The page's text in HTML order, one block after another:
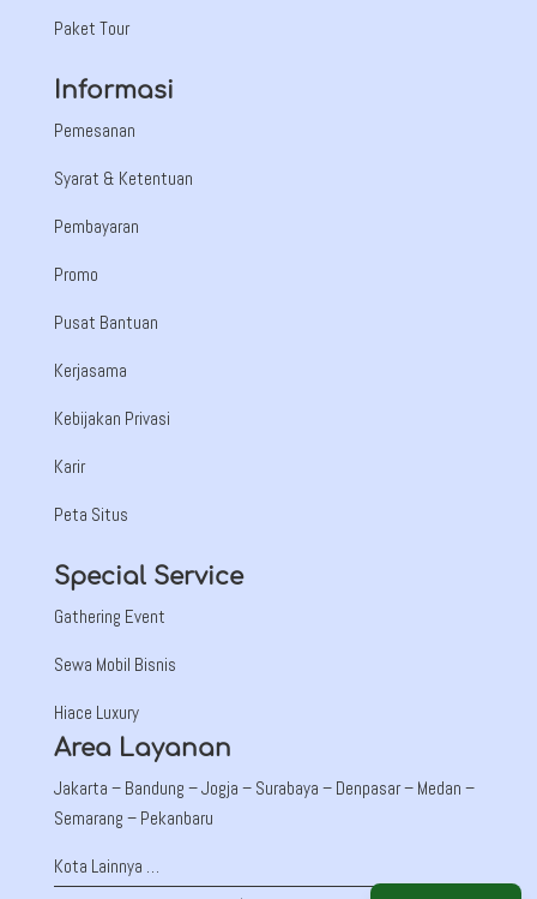
Paket Tour
Informasi
Pemesanan
Syarat & Ketentuan
Pembayaran
Promo
Pusat Bantuan
Kerjasama
Kebijakan Privasi
Karir
Peta Situs
Special Service
Gathering Event
Sewa Mobil Bisnis
Hiace Luxury
Area Layanan
Jakarta – Bandung – Jogja – Surabaya – Denpasar – Medan –
Semarang – Pekanbaru
Kota Lainnya …